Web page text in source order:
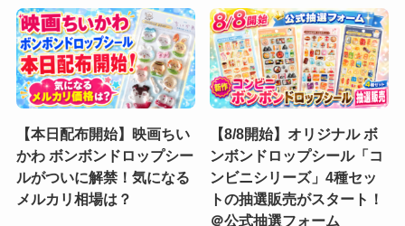
【本日配布開始】映画ちい
かわ ボンボンドロップシー
ルがついに解禁！気になる
メルカリ相場は？
【8/8開始】オリジナル ボ
ンボンドロップシール「コ
ンビニシリーズ」4種セッ
トの抽選販売がスタート！
＠公式抽選フォーム